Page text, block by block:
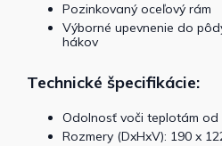
Pozinkovaný oceľový rám
Výborné upevnenie do
hákov
Technické špecifikácie:
Odolnosť voči teplotám od
Rozmery (DxHxV): 190 x